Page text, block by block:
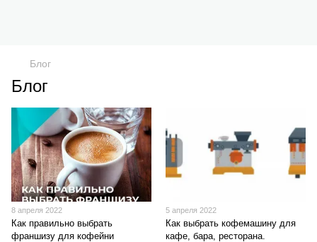
Блог
Блог
8 апреля 2022
Как правильно выбрать
франшизу для кофейни
5 апреля 2022
Как выбрать кофемашину для
кафе, бара, ресторана.